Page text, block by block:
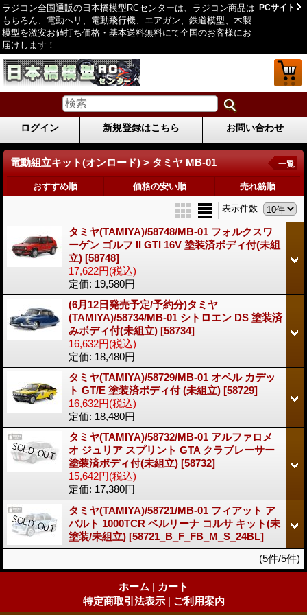
ラジコン全国通販の日本橋模型RCセンターは、ラジコン商品は
もちろん、電動ヘリ、電動飛行機、エアガン、鉄道模型、木製
模型を激安お値打ち価格・基本送料無料にて全国のお客様にお
届けします！
PCサイト
ログイン 新規登録はこちら お問い合わせ
電動組立キット(オンロード) > タミヤ MB-01 一覧
おすすめ順 価格の安い順 売れ筋順
表示件数:
タミヤ(TAMIYA)/58748/MB-01 フォルクスワ
ーゲン ゴルフ II GTI 16V 塗装済ボディ付(未組
立) [58748]
17,622円(税込)
定価: 19,580円
(6月12日発売予定/予約分)タミヤ
(TAMIYA)/58734/MB-01 シトロエン DS 塗装済
みボディ付(未組立) [58734]
16,632円(税込)
定価: 18,480円
タミヤ(TAMIYA)/58729/MB-01 オペル カデッ
ト GT/E 塗装済ボディ付 (未組立) [58729]
16,632円(税込)
定価: 18,480円
タミヤ(TAMIYA)/58732/MB-01 アルファロメ
オ ジュリア スプリント GTA クラブレーサー
塗装済ボディ付(未組立) [58732]
15,642円(税込)
定価: 17,380円
タミヤ(TAMIYA)/58721/MB-01 フィアット ア
バルト 1000TCR ベルリーナ コルサ キット(未
塗装/未組立) [58721_B_F_FB_M_S_24BL]
(5件/5件)
ホーム | カート
特定商取引法表示 | ご利用案内